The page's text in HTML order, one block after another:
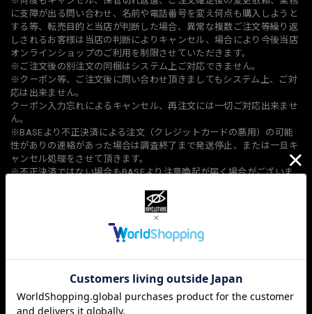
に支障が出る問い合わせ、名前や電話番号を変え何点も購入しようと
する等、転売目的と当店が判断した場合、異常な複数ご注文等繰り返
しされるお客様は当店の判断によりキャンセル、場合により今後当店
オンラインショップのご利用を制限させていただきます。
※ご注文後の別注文の同梱はシステム上ご対応できません。
※クーポン等、ご注文後に問い合わせ頂きましてもシステム上、ご対
応は出来ません。
クーポン入力忘れによるキャンセル、再注文には一切ご対応出来ませ
ん。
※BASEより不正決済による注文（クレジットカードの悪用）の可能
性がありの連絡があった場合は調査終了まで発送停止、または一旦キ
ャンセル処理をさせて頂きます。
※不正決済ではない場合もBASEより注意喚起が届く場合がございま
上記該当の場合も返品、交換はご対応出来ませんのでご理解の上ご注
https://www.kry.tokyo/law
一旦您的订单确认，我们将假定您已同意我们的使用条款